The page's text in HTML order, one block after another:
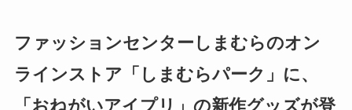
ファッションセンターしまむらのオン
ラインストア「しまむらパーク」に、
「おねがいアイプリ」の新作グッズが登